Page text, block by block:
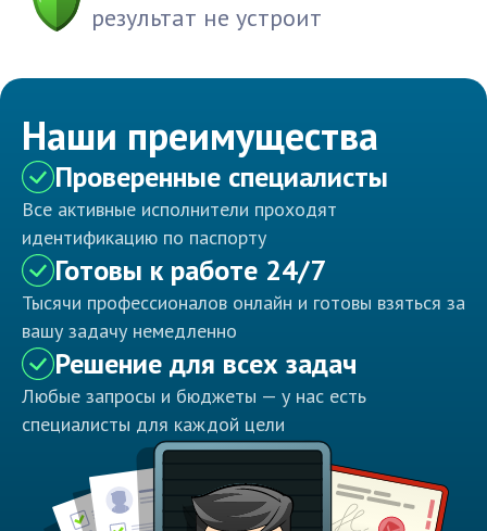
результат не устроит
Наши преимущества
Проверенные специалисты
Все активные исполнители проходят
идентификацию по паспорту
Готовы к работе 24/7
Тысячи профессионалов онлайн и готовы взяться за
вашу задачу немедленно
Решение для всех задач
Любые запросы и бюджеты — у нас есть
специалисты для каждой цели